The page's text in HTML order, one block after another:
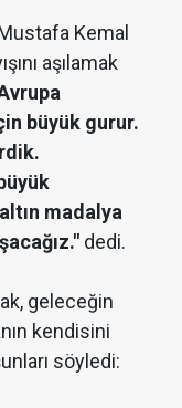
Kemal
aşılamak
büyük gurur.
madalya
dedi.
geleceğin
kendisini
söyledi: